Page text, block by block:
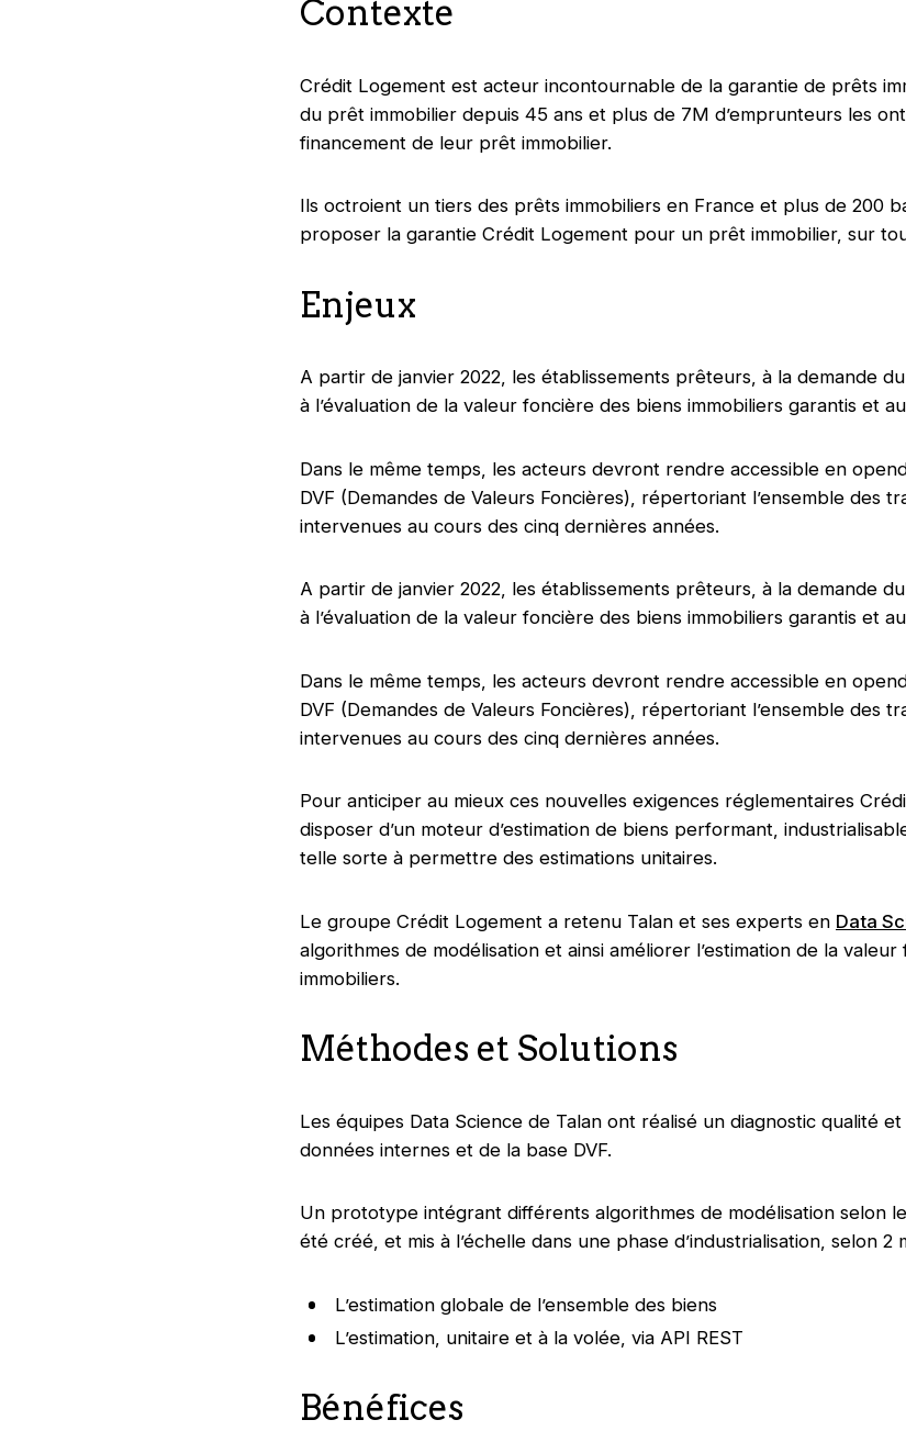
Contexte
Crédit Logement est acteur incontournable de la garantie de prêts
du prêt immobilier depuis 45 ans et plus de 7M d’emprunteurs les
financement de leur prêt immobilier.
Ils octroient un tiers des prêts immobiliers en France et plus de 200
proposer la garantie Crédit Logement pour un prêt immobilier, sur
Enjeux
A partir de janvier 2022, les établissements prêteurs, à la demande
à l’évaluation de la valeur foncière des biens immobiliers garantis et
Dans le même temps, les acteurs devront rendre accessible en
DVF (Demandes de Valeurs Foncières), répertoriant l’ensemble des
intervenues au cours des cinq dernières années.
A partir de janvier 2022, les établissements prêteurs, à la demande
à l’évaluation de la valeur foncière des biens immobiliers garantis et
Dans le même temps, les acteurs devront rendre accessible en
DVF (Demandes de Valeurs Foncières), répertoriant l’ensemble des
intervenues au cours des cinq dernières années.
Pour anticiper au mieux ces nouvelles exigences réglementaires
disposer d’un moteur d’estimation de biens performant,
telle sorte à permettre des estimations unitaires.
Le groupe Crédit Logement a retenu Talan et ses experts en Data
algorithmes de modélisation et ainsi améliorer l’estimation de la
immobiliers.
Méthodes et Solutions
Les équipes Data Science de Talan ont réalisé un diagnostic qualité
données internes et de la base DVF.
Un prototype intégrant différents algorithmes de modélisation selon
été créé, et mis à l’échelle dans une phase d’industrialisation, selon 2
L’estimation globale de l’ensemble des biens
L’estimation, unitaire et à la volée, via API REST
Bénéfices